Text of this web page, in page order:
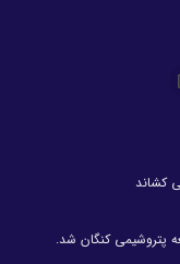
کشاند
پتروشیمی کنگان شد.